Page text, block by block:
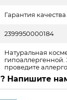
Гарантия
2399950000184
Натуральная
проведите
Напишите